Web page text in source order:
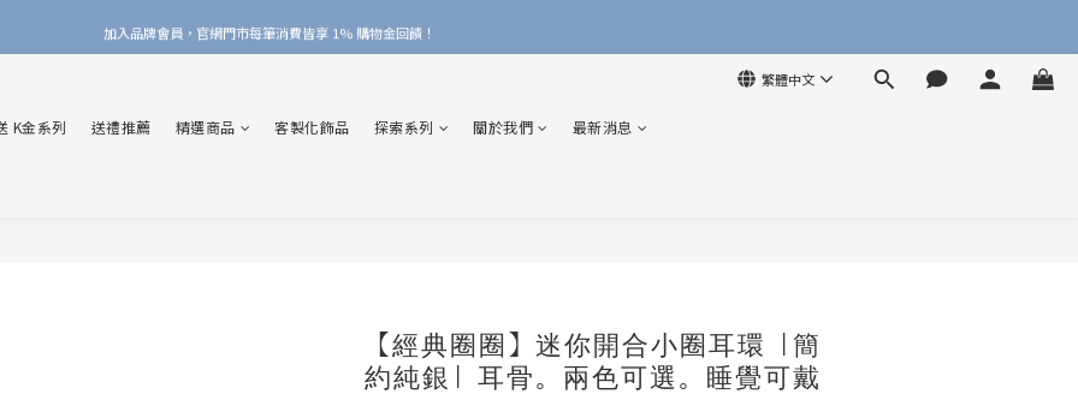
加入品牌會員，官網門市每筆消費皆享 1% 購物金回饋！
加入品牌會員，官網門市每筆消費皆享 1% 購物金回饋！
加入品牌會員，官網門市每筆消費皆享 1% 購物金回饋！
繁體中文
K金系列 送禮推薦 精選商品 客製化飾品 探索系列 關於我們 最新消息
【經典圈圈】迷你開合小圈耳環 |簡
約純銀| 耳骨。兩色可選。睡覺可戴